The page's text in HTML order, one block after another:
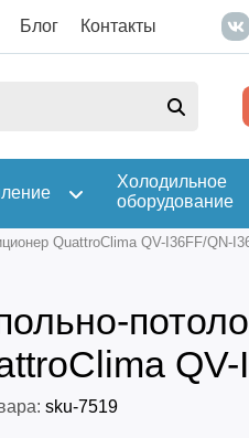
Блог Контакты
Холодильное
оборудование
QuattroClima QV-I36FF/QN-
sku-7519